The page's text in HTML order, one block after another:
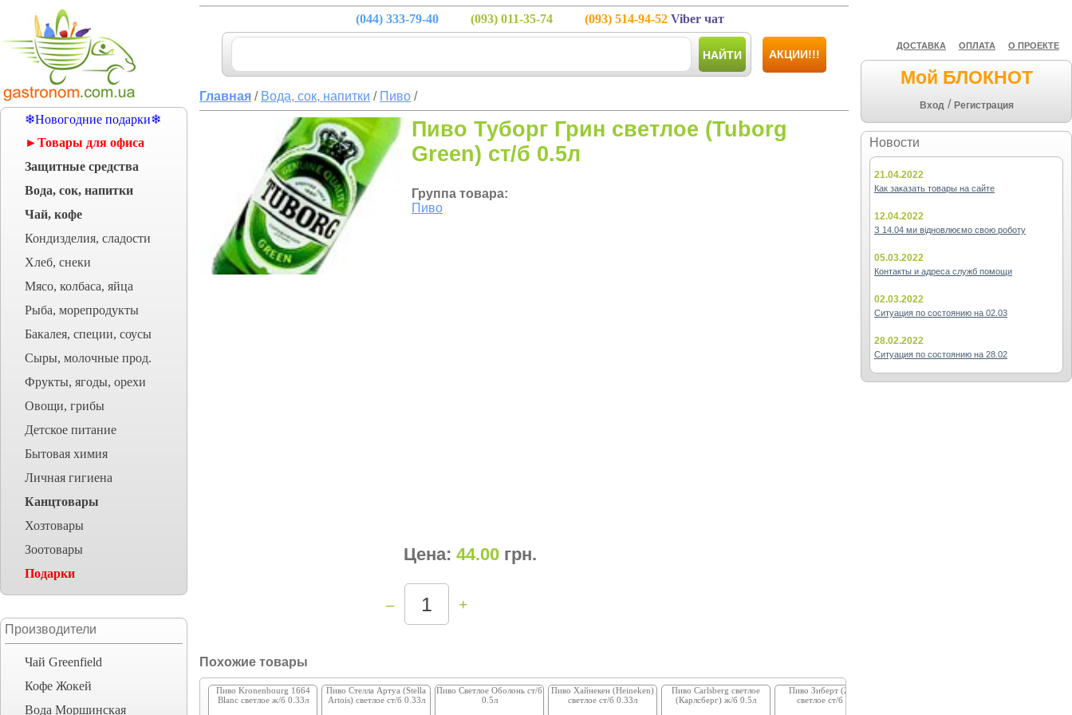
❄Новогодние подарки❄
►Товары для офиса
Защитные средства
Вода, сок, напитки
Чай, кофе
Кондизделия, сладости
Хлеб, снеки
Мясо, колбаса, яйца
Рыба, морепродукты
Бакалея, специи, соусы
Сыры, молочные прод.
Фрукты, ягоды, орехи
Овощи, грибы
Детское питание
Бытовая химия
Личная гигиена
Канцтовары
Хозтовары
Зоотовары
Подарки
Производители
Чай Greenfield
Кофе Жокей
Вода Моршинская
ДОСТАВКА ОПЛАТА О ПРОЕКТЕ
Мой БЛОКНОТ
Вход / Регистрация
Новости
21.04.2022
Как заказать товары на сайте
12.04.2022
З 14.04 ми відновлюємо свою роботу
05.03.2022
Контакты и адреса служб помощи
02.03.2022
Ситуация по состоянию на 02.03
28.02.2022
Ситуация по состоянию на 28.02
(044) 333-79-40 (093) 011-35-74 (093) 514-94-52 Viber чат
НАЙТИ АКЦИИ!!!
Главная / Вода, сок, напитки / Пиво /
Пиво Туборг Грин светлое (Tuborg
Green) ст/б 0.5л
Группа товара:
Пиво
Цена: 44.00 грн.
– +
Похожие товары
Пиво Kronenbourg 1664
Blanc светлое ж/б 0.33л
Пиво Стелла Артуа (Stella
Artois) светлое ст/б 0.33л
Пиво Светлое Оболонь ст/б
0.5л
Пиво Хайнекен (Heineken)
светлое ст/б 0.33л
Пиво Carlsberg светлое
(Карлсберг) ж/б 0.5л
Пиво Зиберт (Zibert)
светлое ст/б 0.5л